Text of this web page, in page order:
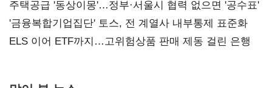
진실 밝혀야"
주택공급 '동상이몽'…정부·서울시 협력 없으면 '공수표'
'금융복합기업집단' 토스, 전 계열사 내부통제 표준화
ELS 이어 ETF까지…고위험상품 판매 제동 걸린 은행